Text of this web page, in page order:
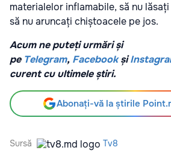
materialelor inflamabile, să nu
să nu aruncați chiștoacele pe jos.
Acum ne puteți urmări și
pe Telegram, Facebook și
curent cu ultimele știri.
Abonați-vă la știrile
Sursă Tv8